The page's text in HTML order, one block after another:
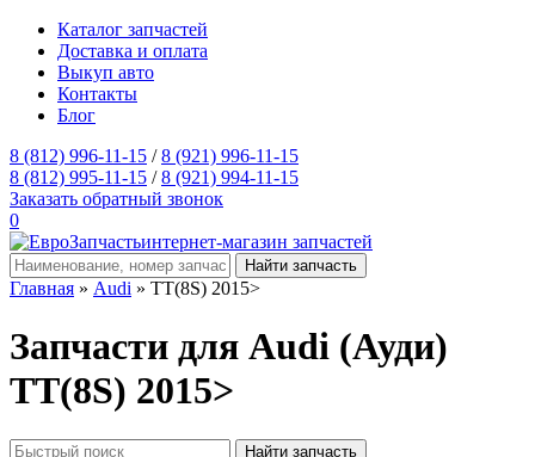
Каталог запчастей
Доставка и оплата
Выкуп авто
Контакты
Блог
8 (812) 996-11-15 /8 (921) 996-11-15
8 (812) 995-11-15 /8 (921) 994-11-15
Заказать обратный звонок
0
интернет-магазин запчастей
Главная » Audi » TT(8S) 2015>
Запчасти для Audi (Ауди)
TT(8S) 2015>